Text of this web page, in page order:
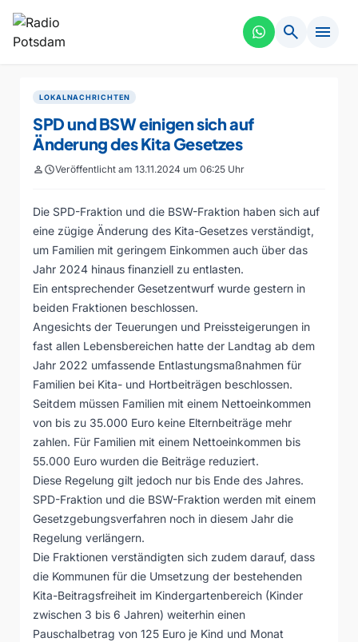
search menu
LOKALNACHRICHTEN
SPD und BSW einigen sich auf
Änderung des Kita Gesetzes
personscheduleVeröffentlicht am 13.11.2024 um 06:25 Uhr
Die SPD-Fraktion und die BSW-Fraktion haben sich auf
eine zügige Änderung des Kita-Gesetzes verständigt,
um Familien mit geringem Einkommen auch über das
Jahr 2024 hinaus finanziell zu entlasten.
Ein entsprechender Gesetzentwurf wurde gestern in
beiden Fraktionen beschlossen.
Angesichts der Teuerungen und Preissteigerungen in
fast allen Lebensbereichen hatte der Landtag ab dem
Jahr 2022 umfassende Entlastungsmaßnahmen für
Familien bei Kita- und Hortbeiträgen beschlossen.
Seitdem müssen Familien mit einem Nettoeinkommen
von bis zu 35.000 Euro keine Elternbeiträge mehr
zahlen. Für Familien mit einem Nettoeinkommen bis
55.000 Euro wurden die Beiträge reduziert.
Diese Regelung gilt jedoch nur bis Ende des Jahres.
SPD-Fraktion und die BSW-Fraktion werden mit einem
Gesetzgebungsverfahren noch in diesem Jahr die
Regelung verlängern.
Die Fraktionen verständigten sich zudem darauf, dass
die Kommunen für die Umsetzung der bestehenden
Kita-Beitragsfreiheit im Kindergartenbereich (Kinder
zwischen 3 bis 6 Jahren) weiterhin einen
Pauschalbetrag von 125 Euro je Kind und Monat